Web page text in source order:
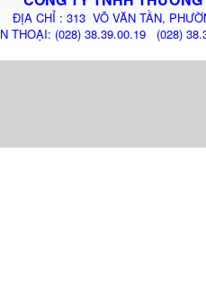
ĐỊA CHỈ : 313 VÕ VĂN TẦN,
THOẠI: (028) 38.39.00.19 (028)